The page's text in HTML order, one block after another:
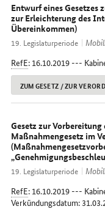
Entwurf eines Gesetzes
zur Erleichterung des
Übereinkommen)
19. Legislaturperiode
RefE: 16.10.2019 ---
ZUM GESETZ / ZUR
Gesetz zur
Maßnahmengesetz im
19. Legislaturperiode
RefE: 16.10.2019 ---
Verkündungsdatum: